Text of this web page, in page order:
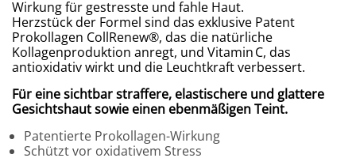
Wirkung für gestresste und fahle Haut.
Herzstück der Formel sind das exklusive Patent
Prokollagen CollRenew®, das die natürliche
Kollagenproduktion anregt, und Vitamin C, das
antioxidativ wirkt und die Leuchtkraft verbessert.
Für eine sichtbar straffere, elastischere und glattere
Gesichtshaut sowie einen ebenmäßigen Teint.
Patentierte Prokollagen-Wirkung
Schützt vor oxidativem Stress